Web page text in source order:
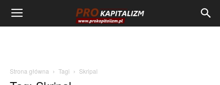
Strona główna Tagi Skripal